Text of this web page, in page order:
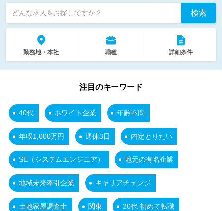
どんな求人をお探しですか？ 検索
勤務地・本社 職種 詳細条件
注目のキーワード
40代 ホワイト企業 年齢不問
年収1,000万円 週休3日 内定とりたい
SE（システムエンジニア） 地元の有名企業
地域未来牽引企業 キャリアチェンジ
土地家屋調査士 関東 20代 初めて転職